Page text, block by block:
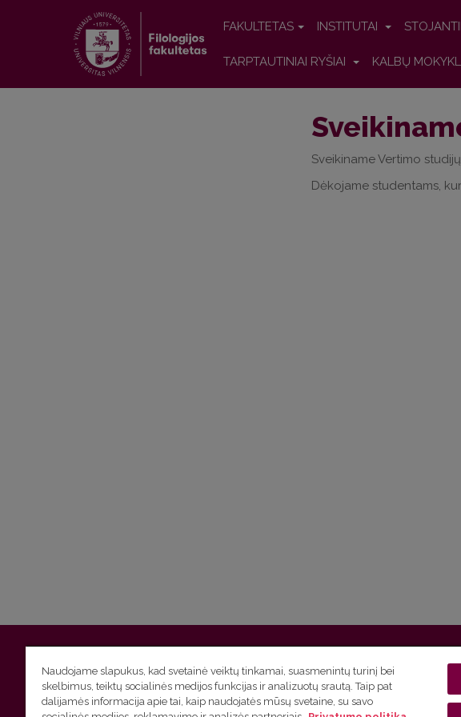
FAKULTETAS INSTITUTAI
TARPTAUTINIAI RYŠIAI KALBŲ
Sveikiname Vertimo
Dėkojame studentams,
Vilniaus universitetas Filologijos fakultetas | Universiteto g. 5, LT-01131 Vilnius
Studijų skyriaus(studijų ir tvarkaraščio klausimai) tel. (0 5) 268 7208 | El.
Naudojame slapukus, kad svetainė veiktų tinkamai, suasmenintų turinį bei
skelbimus, teiktų socialinės medijos funkcijas ir analizuotų srautą. Taip pat
dalijamės informacija apie tai, kaip naudojatės mūsų svetaine, su savo